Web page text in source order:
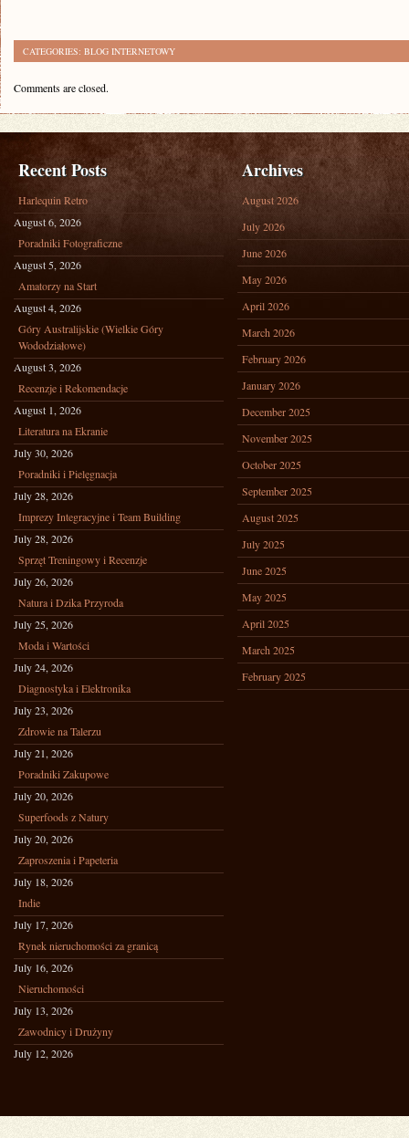
CATEGORIES: BLOG INTERNETOWY
Comments are closed.
Recent Posts
Harlequin Retro
August 6, 2026
Poradniki Fotograficzne
August 5, 2026
Amatorzy na Start
August 4, 2026
Góry Australijskie (Wielkie Góry
Wododziałowe)
August 3, 2026
Recenzje i Rekomendacje
August 1, 2026
Literatura na Ekranie
July 30, 2026
Poradniki i Pielęgnacja
July 28, 2026
Imprezy Integracyjne i Team Building
July 28, 2026
Sprzęt Treningowy i Recenzje
July 26, 2026
Natura i Dzika Przyroda
July 25, 2026
Moda i Wartości
July 24, 2026
Diagnostyka i Elektronika
July 23, 2026
Zdrowie na Talerzu
July 21, 2026
Poradniki Zakupowe
July 20, 2026
Superfoods z Natury
July 20, 2026
Zaproszenia i Papeteria
July 18, 2026
Indie
July 17, 2026
Rynek nieruchomości za granicą
July 16, 2026
Nieruchomości
July 13, 2026
Zawodnicy i Drużyny
July 12, 2026
Archives
August 2026
July 2026
June 2026
May 2026
April 2026
March 2026
February 2026
January 2026
December 2025
November 2025
October 2025
September 2025
August 2025
July 2025
June 2025
May 2025
April 2025
March 2025
February 2025